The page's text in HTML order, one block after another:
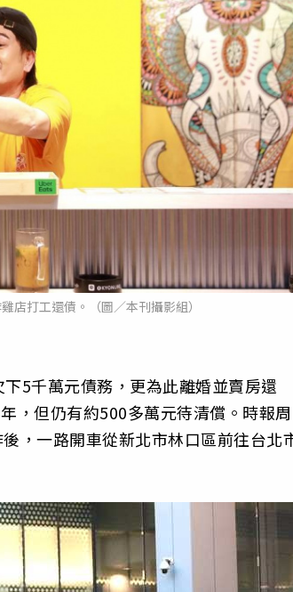
店打工還債。（圖／本刊攝影組）
5千萬元債務，更為此離婚並賣房還
，但仍有約500多萬元待清償。時報周
，一路開車從新北市林口區前往台北